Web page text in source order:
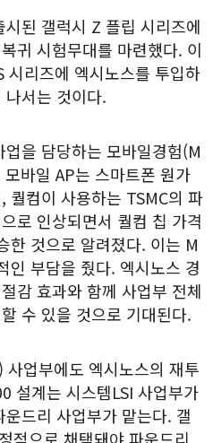
된 갤럭시 Z 플립 시리즈에
귀 시험무대를 마련했다. 이
시리즈에 엑시노스를 투입하
서는 것이다.
을 담당하는 모바일경험(M
바일 AP는 스마트폰 원가
퀄컴이 사용하는 TSMC의 파
로 인상되면서 퀄컴 칩 가격
한 것으로 알려졌다. 이는 M
인 부담을 줬다. 엑시노스 경
감 효과와 함께 사업부 전체
수 있을 것으로 기대된다.
업부에도 엑시노스의 재투
설계는 시스템LSI 사업부가
드리 사업부가 맡는다. 갤
적으로 채택돼야 파운드리